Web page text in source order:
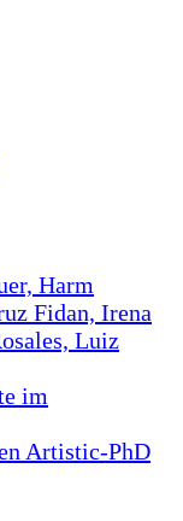
Harm
Fidan, Irena
Luiz
im
Artistic-PhD